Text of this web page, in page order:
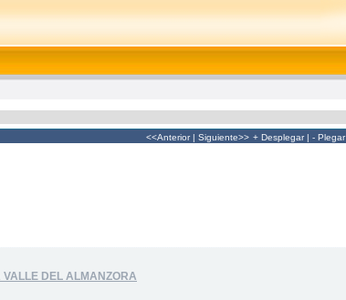
<<Anterior| Siguiente>> + Desplegar| - Plegar
DEL ALMANZORA